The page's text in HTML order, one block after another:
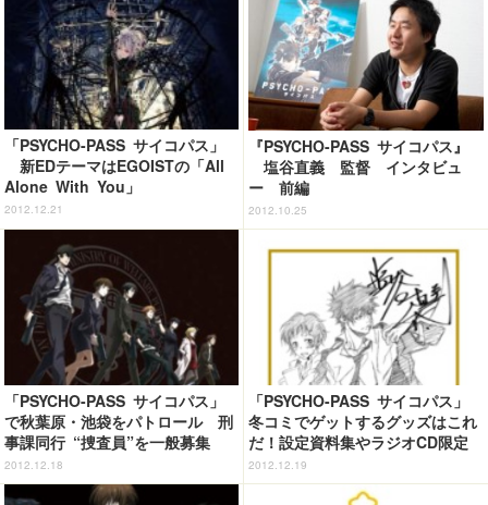
「PSYCHO-PASS サイコパス」
新EDテーマはEGOISTの「All
Alone With You」
2012.12.21
『PSYCHO-PASS サイコパス』
塩谷直義 監督 インタビュ
ー 前編
2012.10.25
「PSYCHO-PASS サイコパス」
で秋葉原・池袋をパトロール 刑
事課同行 “捜査員”を一般募集
2012.12.18
「PSYCHO-PASS サイコパス」
冬コミでゲットするグッズはこれ
だ！設定資料集やラジオCD限定
販売
2012.12.19